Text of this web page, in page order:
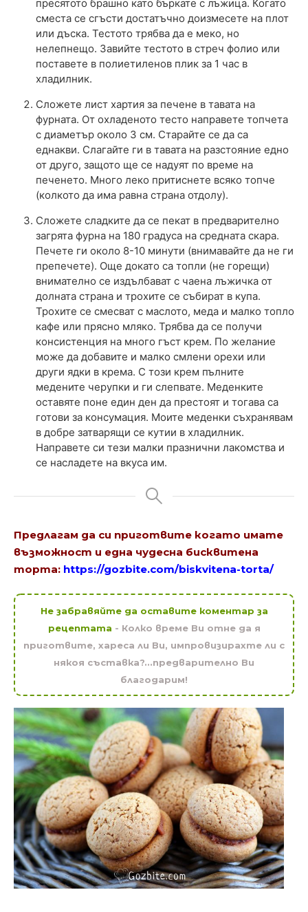
пресятото брашно като бъркате с лъжица. Когато
сместа се сгъсти достатъчно доизмесете на плот
или дъска. Тестото трябва да е меко, но
нелепнещо. Завийте тестото в стреч фолио или
поставете в полиетиленов плик за 1 час в
хладилник.
Сложете лист хартия за печене в тавата на
фурната. От охладеното тесто направете топчета
с диаметър около 3 см. Старайте се да са
еднакви. Слагайте ги в тавата на разстояние едно
от друго, защото ще се надуят по време на
печенето. Много леко притиснете всяко топче
(колкото да има равна страна отдолу).
Сложете сладките да се пекат в предварително
загрята фурна на 180 градуса на средната скара.
Печете ги около 8-10 минути (внимавайте да не ги
препечете). Още докато са топли (не горещи)
внимателно се издълбават с чаена лъжичка от
долната страна и трохите се събират в купа.
Трохите се смесват с маслото, меда и малко топло
кафе или прясно мляко. Трябва да се получи
консистенция на много гъст крем. По желание
може да добавите и малко смлени орехи или
други ядки в крема. С този крем пълните
медените черупки и ги слепвате. Меденките
оставяте поне един ден да престоят и тогава са
готови за консумация. Моите меденки съхранявам
в добре затварящи се кутии в хладилник.
Направете си тези малки празнични лакомства и
се насладете на вкуса им.
Предлагам да си приготвите когато имате
възможност и една чудесна бисквитена
торта: https://gozbite.com/biskvitena-torta/
Не забравяйте да оставите коментар за
рецептата - Колко време Ви отне да я
приготвите, хареса ли Ви, импровизирахте ли с
някоя съставка?...предварително Ви
благодарим!